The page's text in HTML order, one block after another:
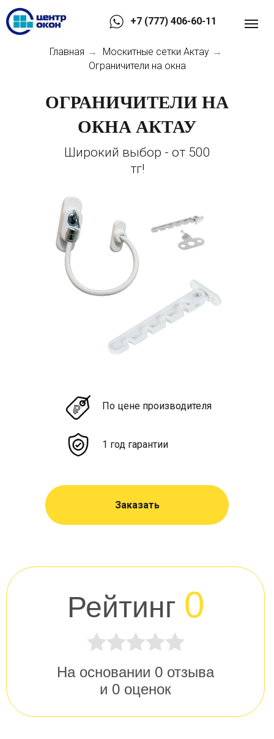
+7 (777) 406-60-11
Главная → Москитные сетки Актау →
Ограничители на окна
ОГРАНИЧИТЕЛИ НА
ОКНА АКТАУ
По цене производителя
1 год гарантии
Заказать
Широкий выбор - от 500
тг!
Рейтинг 0
На основании 0 отзыва
и 0 оценок